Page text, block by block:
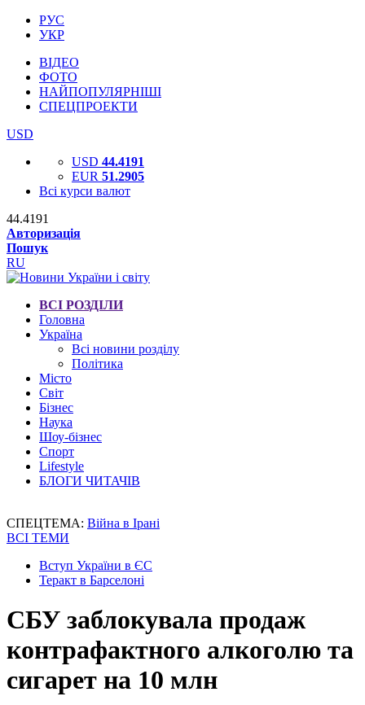
РУС
УКР
ВІДЕО
ФОТО
НАЙПОПУЛЯРНІШІ
СПЕЦПРОЕКТИ
USD
USD 44.4191
EUR 51.2905
Всі курси валют
44.4191
Авторизація
Пошук
RU
ВСІ РОЗДІЛИ
Головна
Україна
Всі новини розділу
Політика
Місто
Світ
Бізнес
Наука
Шоу-бізнес
Спорт
Lifestyle
БЛОГИ ЧИТАЧІВ
СПЕЦТЕМА: Війна в Ірані
ВСІ ТЕМИ
Вступ України в ЄС
Теракт в Барселоні
СБУ заблокувала продаж
контрафактного алкоголю та
сигарет на 10 млн